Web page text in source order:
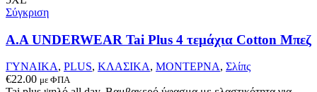
Σύγκριση
Α.A UNDERWEAR Tai Plus 4 τεμάχια Cotton Μπεζ
ΓΥΝΑΙΚΑ, PLUS, ΚΛΑΣΙΚΑ, ΜΟΝΤΕΡΝΑ, Σλίπς
€22.00 με ΦΠΑ